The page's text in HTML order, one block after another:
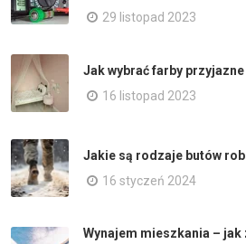
29 listopad 2023
Jak wybrać farby
16 listopad 2023
Jakie są rodzaje butów
16 styczeń 2024
Wynajem mieszkania – jak